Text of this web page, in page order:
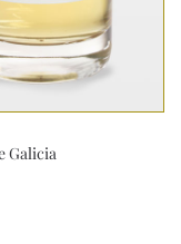
Galicia